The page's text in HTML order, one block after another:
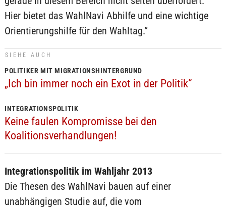
Hier bietet das WahlNavi Abhilfe und eine wichtige
Orientierungshilfe für den Wahltag.“
SIEHE AUCH
POLITIKER MIT MIGRATIONSHINTERGRUND
„Ich bin immer noch ein Exot in der Politik“
INTEGRATIONSPOLITIK
Keine faulen Kompromisse bei den
Koalitionsverhandlungen!
Integrationspolitik im Wahljahr 2013
Die Thesen des WahlNavi bauen auf einer
unabhängigen Studie auf, die vom